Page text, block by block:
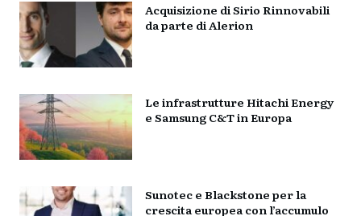
Acquisizione di Sirio Rinnovabili
da parte di Alerion
Le infrastrutture Hitachi Energy
e Samsung C&T in Europa
Sunotec e Blackstone per la
crescita europea con l’accumulo